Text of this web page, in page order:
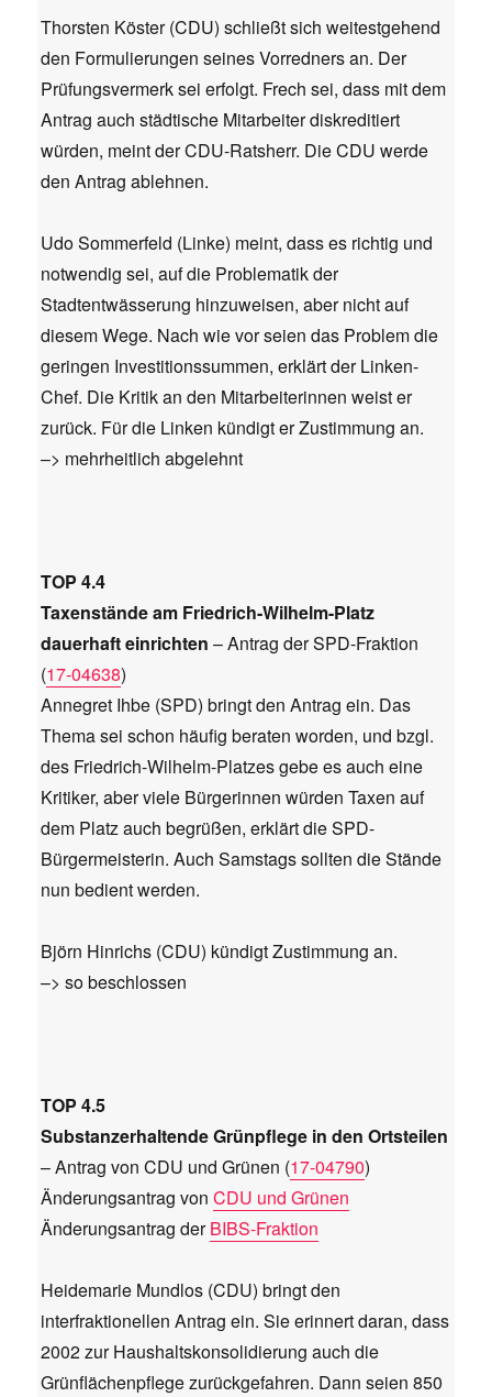
Thorsten Köster (CDU) schließt sich weitestgehend
den Formulierungen seines Vorredners an. Der
Prüfungsvermerk sei erfolgt. Frech sei, dass mit dem
Antrag auch städtische Mitarbeiter diskreditiert
würden, meint der CDU-Ratsherr. Die CDU werde
den Antrag ablehnen.
Udo Sommerfeld (Linke) meint, dass es richtig und
notwendig sei, auf die Problematik der
Stadtentwässerung hinzuweisen, aber nicht auf
diesem Wege. Nach wie vor seien das Problem die
geringen Investitionssummen, erklärt der Linken-
Chef. Die Kritik an den Mitarbeiterinnen weist er
zurück. Für die Linken kündigt er Zustimmung an.
–> mehrheitlich abgelehnt
TOP 4.4
Taxenstände am Friedrich-Wilhelm-Platz
dauerhaft einrichten – Antrag der SPD-Fraktion
(17-04638)
Annegret Ihbe (SPD) bringt den Antrag ein. Das
Thema sei schon häufig beraten worden, und bzgl.
des Friedrich-Wilhelm-Platzes gebe es auch eine
Kritiker, aber viele Bürgerinnen würden Taxen auf
dem Platz auch begrüßen, erklärt die SPD-
Bürgermeisterin. Auch Samstags sollten die Stände
nun bedient werden.
Björn Hinrichs (CDU) kündigt Zustimmung an.
–> so beschlossen
TOP 4.5
Substanzerhaltende Grünpflege in den Ortsteilen
– Antrag von CDU und Grünen (17-04790)
Änderungsantrag von CDU und Grünen
Änderungsantrag derBIBS-Fraktion
Heidemarie Mundlos (CDU) bringt den
interfraktionellen Antrag ein. Sie erinnert daran, dass
2002 zur Haushaltskonsolidierung auch die
Grünflächenpflege zurückgefahren. Dann seien 850